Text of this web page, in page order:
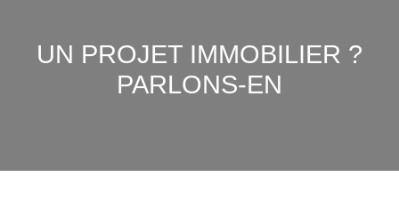
UN PROJET IMMOBILIER ?
PARLONS-EN